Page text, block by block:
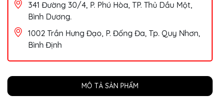
341 Đường 30/4, P. Phú Hòa, TP. Thủ Dầu Một,
Bình Dương.
1002 Trần Hưng Đạo, P. Đống Đa, Tp. Quy Nhơn,
Bình Định
MÔ TẢ SẢN PHẨM